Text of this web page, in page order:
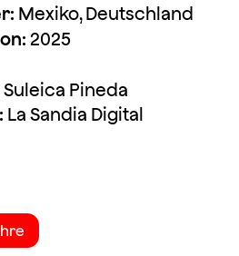
Mexiko, Deutschland
2025
Suleica Pineda
La Sandia Digital